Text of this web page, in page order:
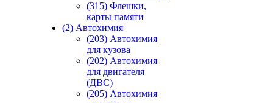
(315) Флешки,
карты памяти
(2) Автохимия
(203) Автохимия
для кузова
(202) Автохимия
для двигателя
(ДВС)
(205) Автохимия